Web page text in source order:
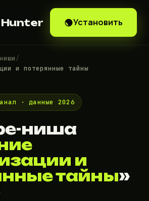
Hunter Установить
/
и потерянные тайны
· данные 2026
ниша
и
тайны»